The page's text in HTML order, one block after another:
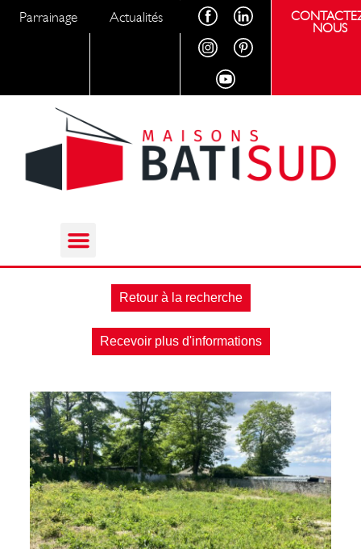
Parrainage Actualités
NOUS
Retour à la recherche
Recevoir plus d'informations